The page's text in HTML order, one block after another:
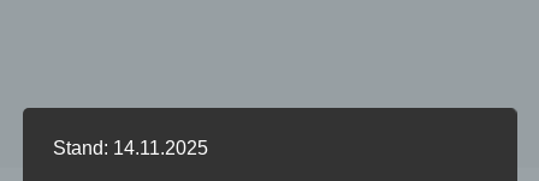
Stand: 14.11.2025